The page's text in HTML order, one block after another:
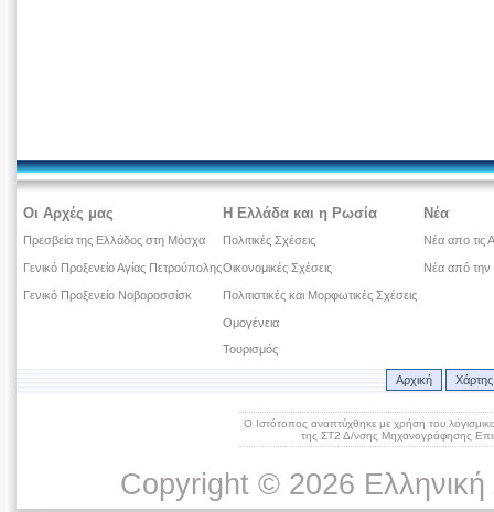
Οι Αρχές μας
Πρεσβεία της Ελλάδος στη Μόσχα
Γενικό Προξενείο Αγίας Πετρούπολης
Γενικό Προξενείο Νοβοροσσίσκ
Η Ελλάδα και η Ρωσία
Πολιτικές Σχέσεις
Οικονομικές Σχέσεις
Πολιτιστικές και Μορφωτικές Σχέσεις
Ομογένεια
Τουρισμός
Νέα
Νέα απο τις
Νέα από την
Αρχική
Ο Ιστότοπος αναπτύχθηκε με χρήση του
της ΣΤ2 Δ/νσης Μηχανογράφησης
Copyright © 2026